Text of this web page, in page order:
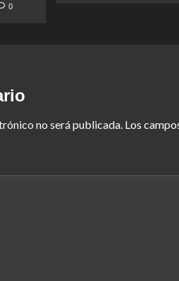
0
no será publicada. Los